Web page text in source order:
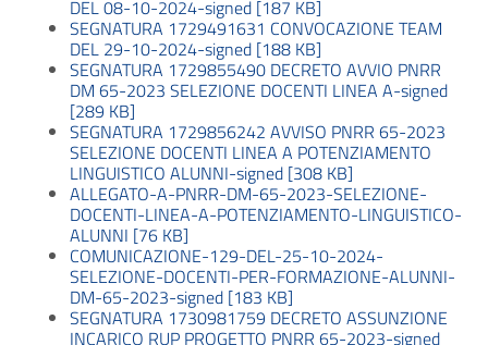
DEL 08-10-2024-signed [187 KB]
SEGNATURA 1729491631 CONVOCAZIONE TEAM
DEL 29-10-2024-signed [188 KB]
SEGNATURA 1729855490 DECRETO AVVIO PNRR
DM 65-2023 SELEZIONE DOCENTI LINEA A-signed
[289 KB]
SEGNATURA 1729856242 AVVISO PNRR 65-2023
SELEZIONE DOCENTI LINEA A POTENZIAMENTO
LINGUISTICO ALUNNI-signed [308 KB]
ALLEGATO-A-PNRR-DM-65-2023-SELEZIONE-
DOCENTI-LINEA-A-POTENZIAMENTO-LINGUISTICO-
ALUNNI [76 KB]
COMUNICAZIONE-129-DEL-25-10-2024-
SELEZIONE-DOCENTI-PER-FORMAZIONE-ALUNNI-
DM-65-2023-signed [183 KB]
SEGNATURA 1730981759 DECRETO ASSUNZIONE
INCARICO RUP PROGETTO PNRR 65-2023-signed